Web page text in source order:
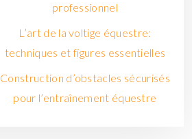
professionnel
L’art de la voltige équestre:
techniques et figures essentielles
Construction d’obstacles sécurisés
pour l’entraînement équestre